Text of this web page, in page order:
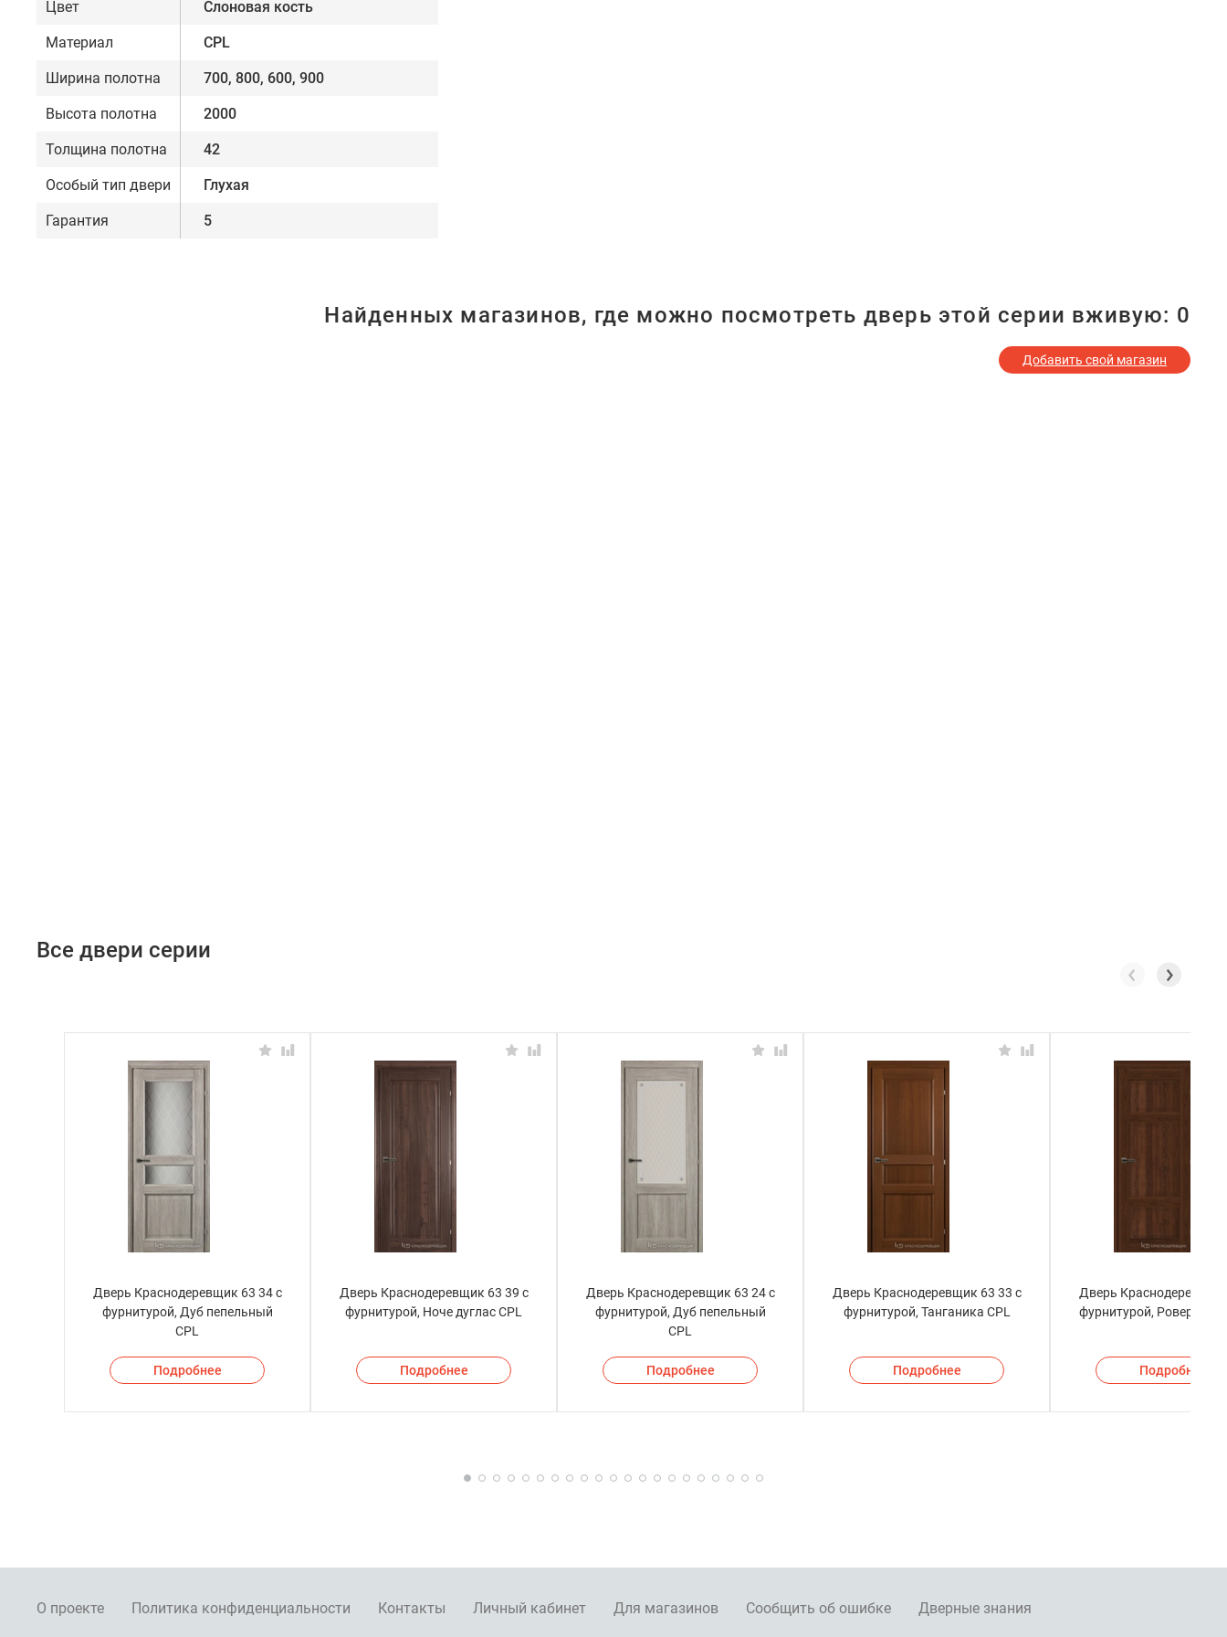
Цвет Слоновая кость
Материал CPL
Ширина полотна 700, 800, 600, 900
Высота полотна 2000
Толщина полотна 42
Особый тип двери Глухая
Гарантия 5
Найденных магазинов, где можно посмотреть дверь этой серии вживую: 0
Добавить свой магазин
Все двери серии
Дверь Краснодеревщик 63 34 с
фурнитурой, Дуб пепельный
CPL
Подробнее
Дверь Краснодеревщик 63 39 с
фурнитурой, Ноче дуглас CPL
Подробнее
Дверь Краснодеревщик 63 24 с
фурнитурой, Дуб пепельный
CPL
Подробнее
Дверь Краснодеревщик 63 33 с
фурнитурой, Танганика CPL
Подробнее
Дверь Краснодеревщик
фурнитурой, Ровере
Подробнее
О проекте Политика конфиденциальности Контакты Личный кабинет Для магазинов Сообщить об ошибке Дверные знания